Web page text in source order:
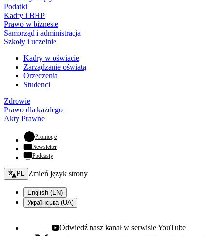
Podatki
Kadry i BHP
Prawo w biznesie
Samorząd i administracja
Szkoły i uczelnie
Kadry w oświacie
Zarządzanie oświatą
Orzeczenia
Studenci
Zdrowie
Prawo dla każdego
Akty Prawne
Promocje- otwiera się w nowej karcie
Newsletter
Podcasty
Zmień język - bieżący:
PL Zmień język strony
English (EN)
Українська (UA)
Youtube - otwiera się w nowej karcie
Odwiedź nasz kanał w serwisie YouTube